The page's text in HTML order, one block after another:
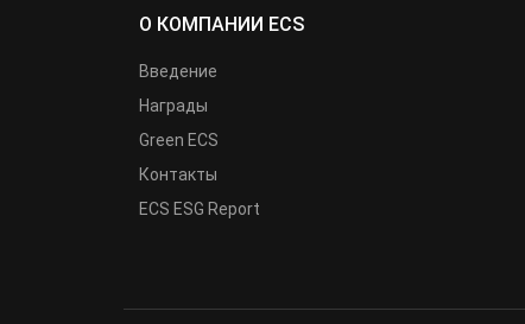
О КОМПАНИИ ECS
Введение
Награды
Green ECS
Контакты
ECS ESG Report